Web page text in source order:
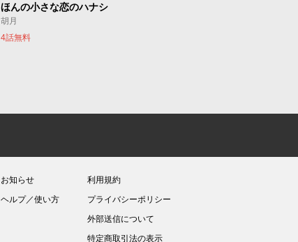
ほんの小さな恋のハナシ
胡月
4話無料
お知らせ
ヘルプ／使い方
利用規約
プライバシーポリシー
外部送信について
特定商取引法の表示